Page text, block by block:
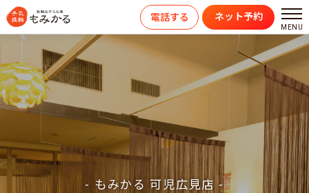
電話する ネット予約
- もみかる 可児広見店 -